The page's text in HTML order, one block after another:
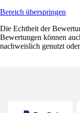
Bereich überspringen
Die Echtheit der
Bewertungen können
nachweislich genutzt